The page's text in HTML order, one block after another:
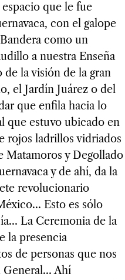
que le fue
con el galope
como un
a nuestra Enseña
la visión de la gran
el Jardín Juárez o del
que enfila hacia lo
que estuvo ubicado en
rojos ladrillos vidriados
Matamoros y Degollado
y de ahí, da la
revolucionario
Esto es sólo
La Ceremonia de la
la presencia
de personas que nos
General… Ahí